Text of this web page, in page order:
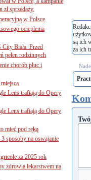
są ich
za ich
sprzedaży.
w Polsce
ocieplenia
Biała. Przed
pełen rodzinnych
chorób płuc i
Lens trafiają do Opery
Lens trafiają do Opery
mieć pod ręką
sposoby na oswajanie
za 2025 rok
zdrowia lekarstwem na